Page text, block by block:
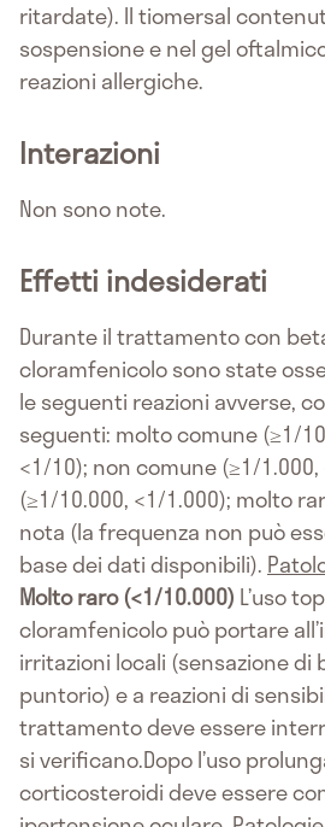
ritardate). Il tiomersal
sospensione e nel gel
reazioni allergiche.
Interazioni
Non sono note.
Effetti indesiderati
Durante il trattamento con
cloramfenicolo sono state
le seguenti reazioni avverse,
seguenti: molto comune (≥1/
<1/10); non comune (≥1/
(≥1/10.000, <1/1.000); molto
nota (la frequenza non può
base dei dati disponibili).
Molto raro (<1/10.000) L’uso
cloramfenicolo può portare
irritazioni locali (sensazione di
puntorio) e a reazioni di
trattamento deve essere
si verificano.Dopo l’uso
corticosteroidi deve essere